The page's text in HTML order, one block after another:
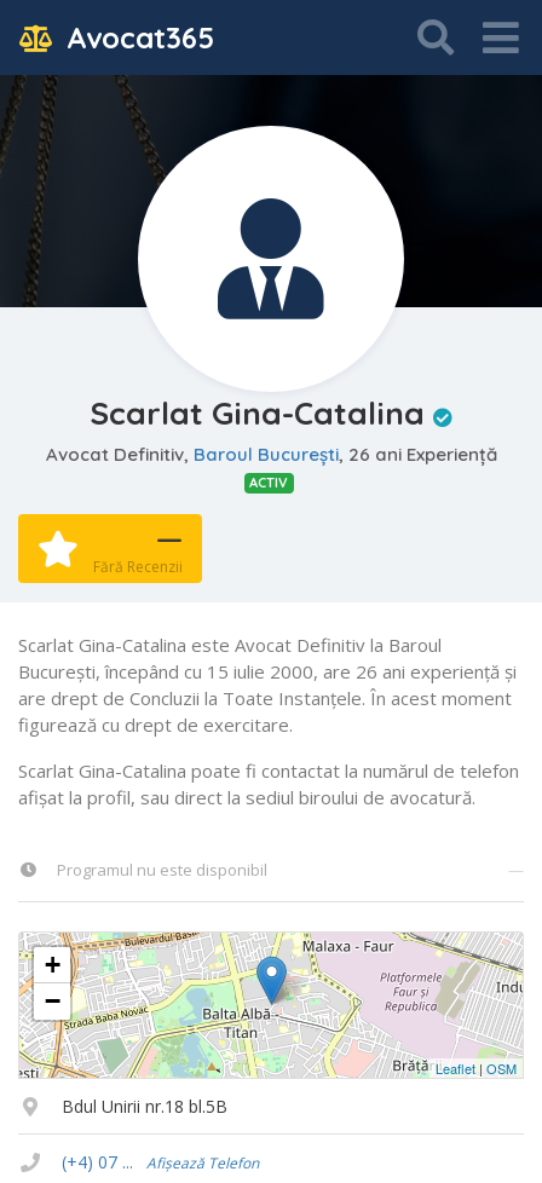
Avocat365
Scarlat Gina-Catalina
Avocat Definitiv, Baroul Bucureşti, 26 ani Experiență
ACTIV
—
Fără Recenzii
Scarlat Gina-Catalina este Avocat Definitiv la Baroul
Bucureşti, începând cu 15 iulie 2000, are 26 ani experiență și
are drept de Concluzii la Toate Instanţele. În acest moment
figurează cu drept de exercitare.
Scarlat Gina-Catalina poate fi contactat la numărul de telefon
afișat la profil, sau direct la sediul biroului de avocatură.
Programul nu este disponibil —
+
−
Leaflet | OSM
Bdul Unirii nr.18 bl.5B
(+4) 07 ... Afișează Telefon